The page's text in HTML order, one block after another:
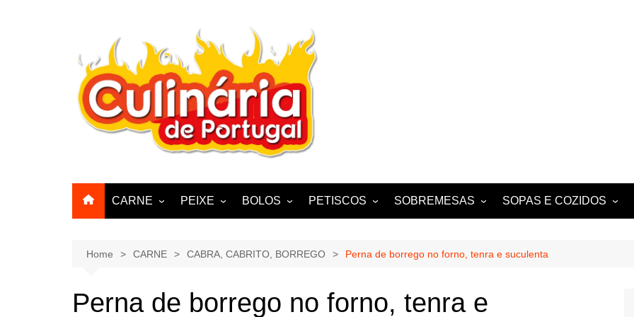
CARNE
FRANGO, PERÚ, PATO
PEIXE
POLVO, LULAS, CHOCO
BOLOS
BISCOITOS
PASTEIS, QUEQUES E
CUPCAKES
PETISCOS
SALADAS
SOBREMESAS
FOLHADOS
TARTES E TORTAS
DOCES
SOPAS E COZIDOS
ENSOPADOS
Home CARNE CABRA, CABRITO, BORREGO Perna de borrego no forno, tenra e suculenta
Perna de borrego no forno, tenra e